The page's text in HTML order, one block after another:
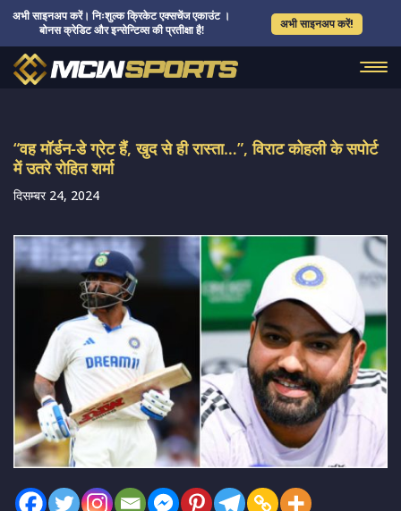
अभी साइनअप करें। निःशुल्क क्रिकेट एक्सचेंज एकाउंट ।
बोनस क्रेडिट और इन्सेन्टिव्स की प्रतीक्षा है!
अभी साइनअप करें!
“वह मॉर्डन-डे ग्रेट हैं, खुद से ही रास्ता…”, विराट कोहली के सपोर्ट
में उतरे रोहित शर्मा
दिसम्बर 24, 2024